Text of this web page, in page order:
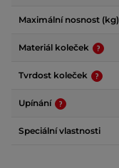
Maximální nosnost (kg)
Materiál koleček
Tvrdost koleček
Upínání
Speciální vlastnosti